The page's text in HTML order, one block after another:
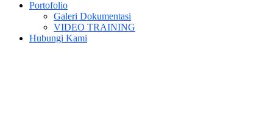
Portofolio
Galeri Dokumentasi
VIDEO TRAINING
Hubungi Kami